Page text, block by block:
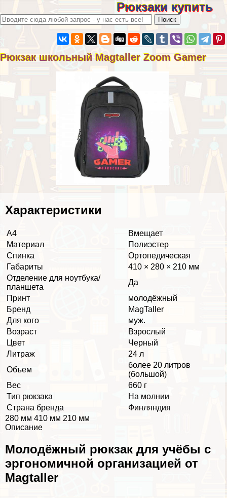
Рюкзаки купить
Рюкзак школьный Magtaller Zoom Gamer
Хаpaктеристики
А4
Вмещает
Материал
Полиэстер
Спинка
Ортопедическая
Габариты
410 × 280 × 210 мм
Отделение для ноутбука/
планшета
Да
Принт
молодёжный
Бренд
MagTaller
Для кого
муж.
Возраст
Взрослый
Цвет
Черный
Литраж
24 л
Объем
более 20 литров
(большой)
Вес
660 г
Тип рюкзака
На молнии
Страна бренда
Финляндия
280 мм 410 мм 210 мм
Описание
Молодёжный рюкзак для учёбы с
эргономичной организацией от
Magtaller